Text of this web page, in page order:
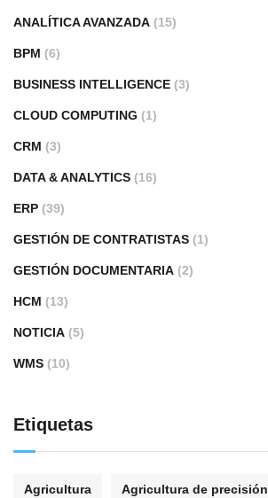
ANALÍTICA AVANZADA (15)
BPM (6)
BUSINESS INTELLIGENCE (3)
CLOUD COMPUTING (1)
CRM (3)
DATA & ANALYTICS (16)
ERP (39)
GESTIÓN DE CONTRATISTAS (1)
GESTIÓN DOCUMENTARIA (2)
HCM (13)
NOTICIA (5)
WMS (10)
Etiquetas
Agricultura Agricultura de precisión